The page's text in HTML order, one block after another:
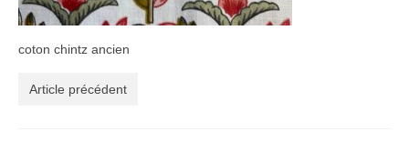
Linge ancien
Ephemera
Créations
coton chintz ancien
Article précédent